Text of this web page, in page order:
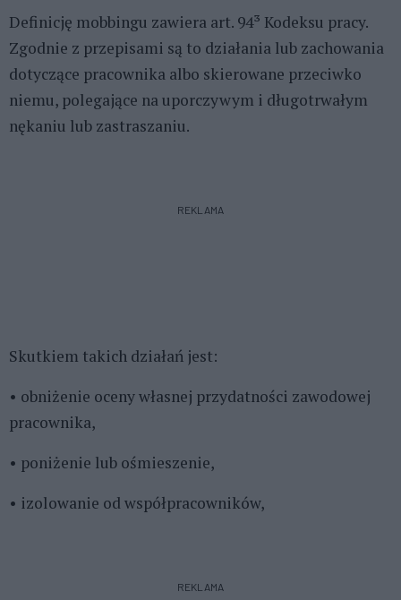
Definicję mobbingu zawiera art. 94³ Kodeksu pracy.
Zgodnie z przepisami są to działania lub zachowania
dotyczące pracownika albo skierowane przeciwko
niemu, polegające na uporczywym i długotrwałym
nękaniu lub zastraszaniu.
REKLAMA
Skutkiem takich działań jest:
• obniżenie oceny własnej przydatności zawodowej
pracownika,
• poniżenie lub ośmieszenie,
• izolowanie od współpracowników,
REKLAMA